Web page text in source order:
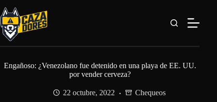
al
contenido
Engañoso: ¿Venezolano fue detenido en una playa de EE. UU.
por vender cerveza?
22 octubre, 2022 Chequeos